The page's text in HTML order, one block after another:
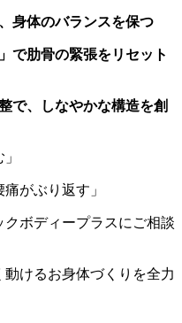
身体のバランスを保つ
で肋骨の緊張をリセット
で、しなやかな構造を創
がぶり返す」
ボディープラスにご相談
けるお身体づくりを全力